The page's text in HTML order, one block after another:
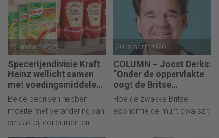
22 maart 2026
Specerijendivisie Kraft
Heinz wellicht samen
met voedingsmiddelen
Unilever?
Beide bedrijven hebben
moeite met verandering van
smaak bij consumenten.
20 maart 2026
COLUMN – Joost Derks:
“Onder de oppervlakte
oogt de Britse
economie minder
robuust.”
Hoe de zwakke Britse
economie de munt dwarszit.